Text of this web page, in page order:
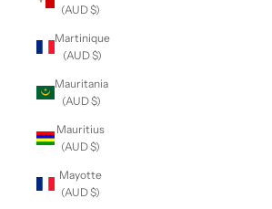
(AUD $)
Martinique
(AUD $)
Mauritania
(AUD $)
Mauritius
(AUD $)
Mayotte
(AUD $)